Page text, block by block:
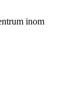
inom